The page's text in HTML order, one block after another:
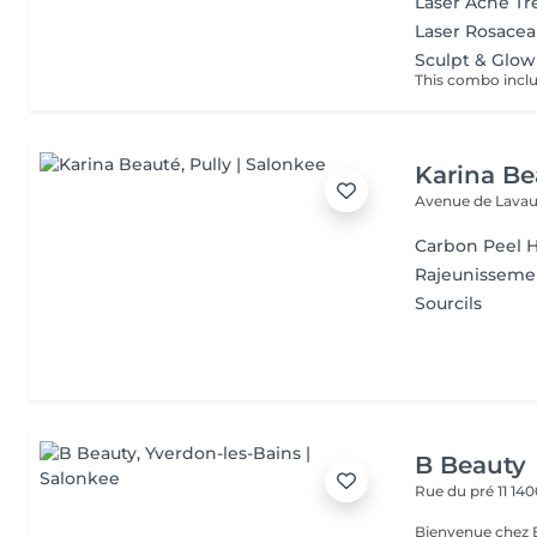
Laser
Sculpt &
Karina
Avenue de
Carbon Peel
Sourcils
B Beauty
Rue du pré 11
Bienvenue chez